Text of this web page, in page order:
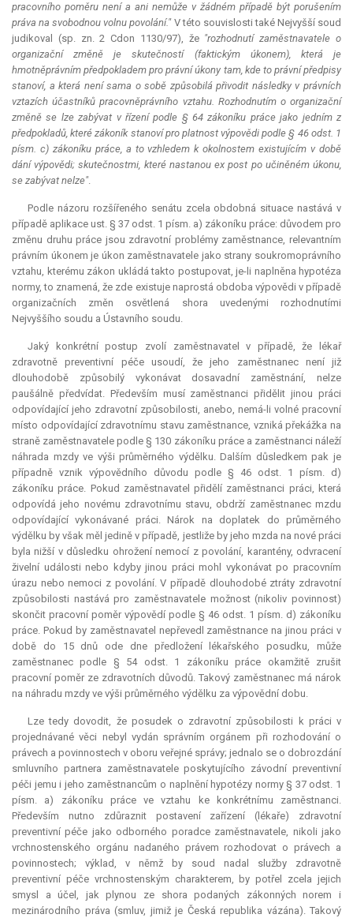
pracovního poměru není a ani nemůže v žádném případě být porušením
práva na svobodnou volnu povolání."V této souvislosti také Nejvyšší soud
judikoval (sp. zn. 2 Cdon 1130/97), že "rozhodnutí zaměstnavatele o
organizační změně je skutečností (faktickým úkonem), která je
hmotněprávním předpokladem pro právní úkony tam, kde to právní předpisy
stanoví, a která není sama o sobě způsobilá přivodit následky v právních
vztazích účastníků pracovněprávního vztahu. Rozhodnutím o organizační
změně se lze zabývat v řízení podle § 64 zákoníku práce jako jedním z
předpokladů, které zákoník stanoví pro platnost výpovědi podle § 46 odst. 1
písm. c) zákoníku práce, a to vzhledem k okolnostem existujícím v době
dání výpovědi; skutečnostmi, které nastanouex post po učiněném úkonu,
se zabývat nelze".
Podle názoru rozšířeného senátu zcela obdobná situace nastává v
případě aplikace ust. § 37 odst. 1 písm. a) zákoníku práce: důvodem pro
změnu druhu práce jsou zdravotní problémy zaměstnance, relevantním
právním úkonem je úkon zaměstnavatele jako strany soukromoprávního
vztahu, kterému zákon ukládá takto postupovat, je-li naplněna hypotéza
normy, to znamená, že zde existuje naprostá obdoba výpovědi v případě
organizačních změn osvětlená shora uvedenými rozhodnutími
Nejvyššího soudu a Ústavního soudu.
Jaký konkrétní postup zvolí zaměstnavatel v případě, že lékař
zdravotně preventivní péče usoudí, že jeho zaměstnanec není již
dlouhodobě způsobilý vykonávat dosavadní zaměstnání, nelze
paušálně předvídat. Především musí zaměstnanci přidělit jinou práci
odpovídající jeho zdravotní způsobilosti, anebo, nemá-li volné pracovní
místo odpovídající zdravotnímu stavu zaměstnance, vzniká překážka na
straně zaměstnavatele podle § 130 zákoníku práce a zaměstnanci náleží
náhrada mzdy ve výši průměrného výdělku. Dalším důsledkem pak je
případně vznik výpovědního důvodu podle § 46 odst. 1 písm. d)
zákoníku práce. Pokud zaměstnavatel přidělí zaměstnanci práci, která
odpovídá jeho novému zdravotnímu stavu, obdrží zaměstnanec mzdu
odpovídající vykonávané práci. Nárok na doplatek do průměrného
výdělku by však měl jedině v případě, jestliže by jeho mzda na nové práci
byla nižší v důsledku ohrožení nemocí z povolání, karantény, odvracení
živelní události nebo kdyby jinou práci mohl vykonávat po pracovním
úrazu nebo nemoci z povolání. V případě dlouhodobé ztráty zdravotní
způsobilosti nastává pro zaměstnavatele možnost (nikoliv povinnost)
skončit pracovní poměr výpovědí podle § 46 odst. 1 písm. d) zákoníku
práce. Pokud by zaměstnavatel nepřevedl zaměstnance na jinou práci v
době do 15 dnů ode dne předložení lékařského posudku, může
zaměstnanec podle § 54 odst. 1 zákoníku práce okamžitě zrušit
pracovní poměr ze zdravotních důvodů. Takový zaměstnanec má nárok
na náhradu mzdy ve výši průměrného výdělku za výpovědní dobu.
Lze tedy dovodit, že posudek o zdravotní způsobilosti k práci v
projednávané věci nebyl vydán správním orgánem při rozhodování o
právech a povinnostech v oboru veřejné správy; jednalo se o dobrozdání
smluvního partnera zaměstnavatele poskytujícího závodní preventivní
péči jemu i jeho zaměstnancům o naplnění hypotézy normy § 37 odst. 1
písm. a) zákoníku práce ve vztahu ke konkrétnímu zaměstnanci.
Především nutno zdůraznit postavení zařízení (lékaře) zdravotní
preventivní péče jako odborného poradce zaměstnavatele, nikoli jako
vrchnostenského orgánu nadaného právem rozhodovat o právech a
povinnostech; výklad, v němž by soud nadal služby zdravotně
preventivní péče vrchnostenským charakterem, by potřel zcela jejich
smysl a účel, jak plynou ze shora podaných zákonných norem i
mezinárodního práva (smluv, jimiž je Česká republika vázána). Takový